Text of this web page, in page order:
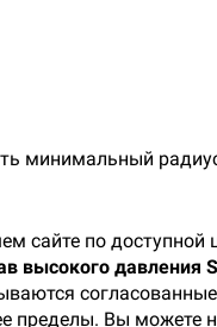
минимальный
сайте по доступной
высокого давления
пределы. Вы можете